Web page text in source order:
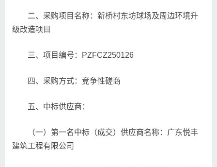
二、采购项目名称：新桥村东坊球场及周边环境升
级改造项目
三、项目编号：PZFCZ250126
四、采购方式：竞争性磋商
五、中标供应商：
（一）第一名中标（成交）供应商名称：广东悦丰
建筑工程有限公司